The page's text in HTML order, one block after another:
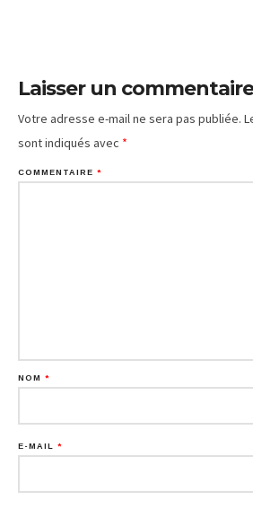
Laisser un commentaire
Votre adresse e-mail ne sera pas publiée.
sont indiqués avec *
COMMENTAIRE *
NOM *
E-MAIL *